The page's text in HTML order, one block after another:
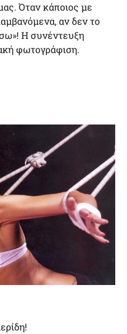
Όταν κάποιος με
αν δεν το
Η συνέντευξη
φωτογράφιση.